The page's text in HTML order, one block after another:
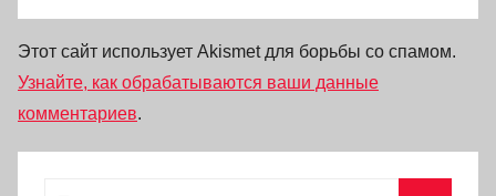
Этот сайт использует Akismet для борьбы со спамом.
Узнайте, как обрабатываются ваши данные
комментариев.